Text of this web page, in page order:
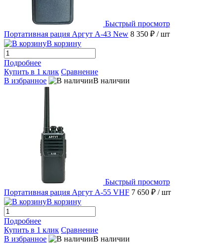
Быстрый просмотр
Портативная рация Аргут А-43 New 8 350 ₽ / шт
В корзину
Подробнее
Купить в 1 клик Сравнение
В избранное
В наличии
Быстрый просмотр
Портативная рация Аргут А-55 VHF 7 650 ₽ / шт
В корзину
Подробнее
Купить в 1 клик Сравнение
В избранное
В наличии